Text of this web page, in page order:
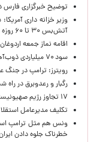
توضیح خبرگزاری فارس
وزیر خزانه داری
آتش‌بس ۳۰ تا ۶۰ روزه باشیم
اقامه نماز جمعه
سود ۷۰ میلیاردی ذوب‌آهن از یک انتقال عجیب
رویترز: ترامپ در جنگ علیه ایران بر سر
رگبار و رعدوبرق در
۱۷ تجاوز رژیم صهیونیستی به خاک سوریه در ۴۸ ساعت گذشته
تکلیف مدیرعامل
ونس هم مثل ترامپ
خطرناک جلوه دادن